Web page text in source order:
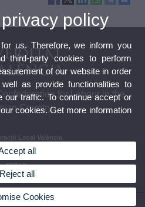
for Labour in the
Country
Local València
País Valencià
estatal
FETAP
Pública de CGT València
policy
us. Therefore, we inform you
third-party cookies to perform
of our website in order
as provide functionalities to
our traffic. To continue accept or
cookies. Get more information
all
Reject all
Cookies